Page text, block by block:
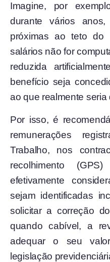
Imagine, por
durante vários anos,
próximas ao teto do
salários não for
reduzida
benefício seja
ao que realmente seria
Por isso, é
remunerações
Trabalho, nos
recolhimento
efetivamente
sejam identificadas
solicitar a correção
quando cabível, a
adequar o seu
legislação